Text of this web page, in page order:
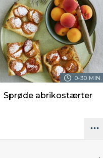
0-30 MIN.
Sprøde abrikostærter